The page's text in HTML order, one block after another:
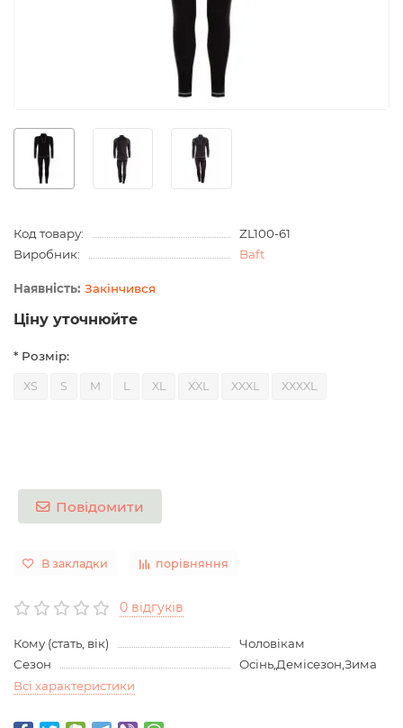
Код товару:
ZL100-61
Виробник:
Baft
Закінчився
Ціну уточнюйте
* Розмір:
XS S M L XL XXL XXXL XXXXL
Повідомити
В закладки порівняння
0 відгуків
Кому (стать, вік)
Чоловікам
Сезон
Осінь,Демісезон,Зима
Всі характеристики